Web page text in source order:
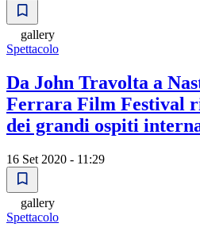
gallery
Spettacolo
Da John Travolta a
Ferrara Film Festival
dei grandi ospiti
16 Set 2020 - 11:29
gallery
Spettacolo